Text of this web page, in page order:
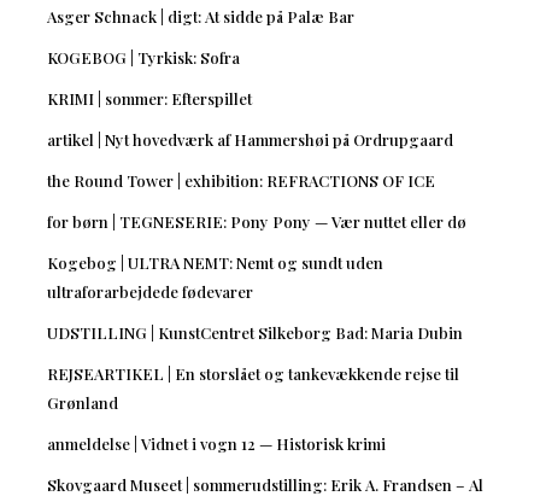
Asger Schnack | digt: At sidde på Palæ Bar
KOGEBOG | Tyrkisk: Sofra
KRIMI | sommer: Efterspillet
artikel | Nyt hovedværk af Hammershøi på Ordrupgaard
the Round Tower | exhibition: REFRACTIONS OF ICE
for børn | TEGNESERIE: Pony Pony — Vær nuttet eller dø
Kogebog | ULTRA NEMT: Nemt og sundt uden
ultraforarbejdede fødevarer
UDSTILLING | KunstCentret Silkeborg Bad: Maria Dubin
REJSEARTIKEL | En storslået og tankevækkende rejse til
Grønland
anmeldelse | Vidnet i vogn 12 — Historisk krimi
Skovgaard Museet | sommerudstilling: Erik A. Frandsen – Al